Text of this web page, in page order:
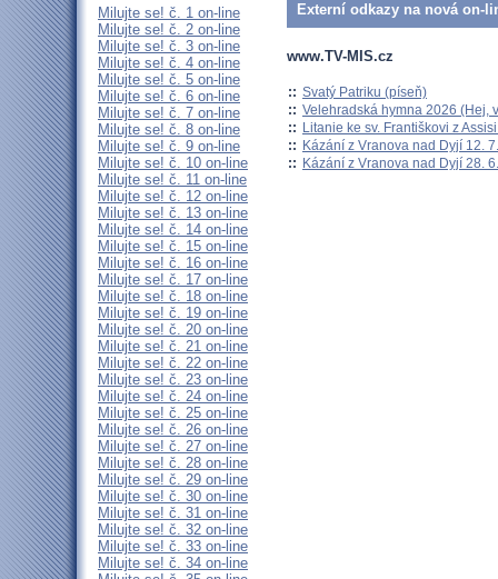
Milujte se! č. 1 on-line
Milujte se! č. 2 on-line
Milujte se! č. 3 on-line
Milujte se! č. 4 on-line
Milujte se! č. 5 on-line
Milujte se! č. 6 on-line
Milujte se! č. 7 on-line
Milujte se! č. 8 on-line
Milujte se! č. 9 on-line
Milujte se! č. 10 on-line
Milujte se! č. 11 on-line
Milujte se! č. 12 on-line
Milujte se! č. 13 on-line
Milujte se! č. 14 on-line
Milujte se! č. 15 on-line
Milujte se! č. 16 on-line
Milujte se! č. 17 on-line
Milujte se! č. 18 on-line
Milujte se! č. 19 on-line
Milujte se! č. 20 on-line
Milujte se! č. 21 on-line
Milujte se! č. 22 on-line
Milujte se! č. 23 on-line
Milujte se! č. 24 on-line
Milujte se! č. 25 on-line
Milujte se! č. 26 on-line
Milujte se! č. 27 on-line
Milujte se! č. 28 on-line
Milujte se! č. 29 on-line
Milujte se! č. 30 on-line
Milujte se! č. 31 on-line
Milujte se! č. 32 on-line
Milujte se! č. 33 on-line
Milujte se! č. 34 on-line
Externí odkazy na nová on-
www.TV-MIS.cz
:: Svatý Patriku (píseň)
:: Velehradská hymna 2026 (Hej,
:: Litanie ke sv. Františkovi z
:: Kázání z Vranova nad Dyjí 12.
:: Kázání z Vranova nad Dyjí 28.